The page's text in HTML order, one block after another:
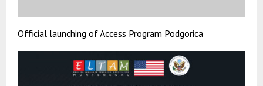
Official launching of Access Program Podgorica